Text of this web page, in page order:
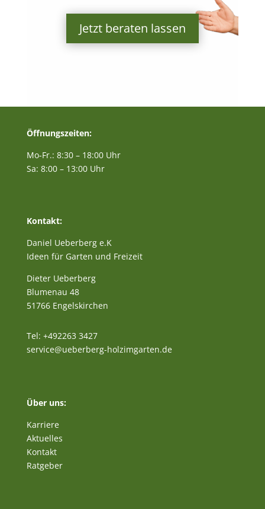
Jetzt beraten lassen
Öffnungszeiten:
Mo-Fr.: 8:30 – 18:00 Uhr
Sa: 8:00 – 13:00 Uhr
Kontakt:
Daniel Ueberberg e.K
Ideen für Garten und Freizeit
Dieter Ueberberg
Blumenau 48
51766 Engelskirchen
Tel: +492263 3427
service@ueberberg-holzimgarten.de
Über uns:
Karriere
Aktuelles
Kontakt
Ratgeber